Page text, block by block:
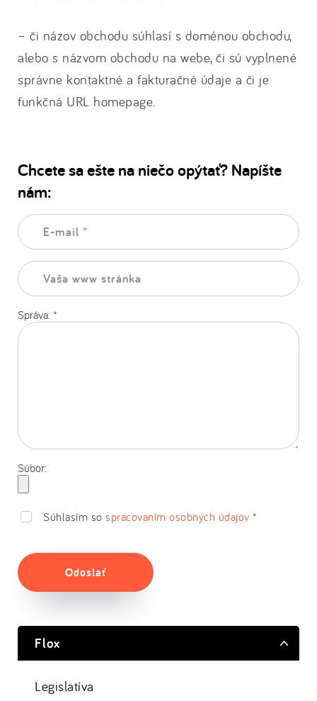
– či názov obchodu súhlasí s doménou obchodu,
alebo s názvom obchodu na webe, či sú vyplnené
správne kontaktné a fakturačné údaje a či je
funkčná URL homepage.
Chcete sa ešte na niečo opýtať? Napíšte
nám:
E-
mail:
Vaša
www
stránka:
Správa: *
Súbor:
Súhlasím so spracovaním osobných údajov *
Odoslať
Flox
Legislatíva